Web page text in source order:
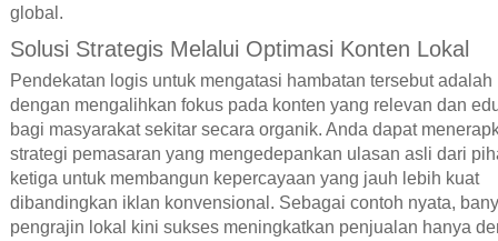
global.
Solusi Strategis Melalui Optimasi Konten Lokal
Pendekatan logis untuk mengatasi hambatan tersebut adalah
dengan mengalihkan fokus pada konten yang relevan dan
bagi masyarakat sekitar secara organik. Anda dapat
strategi pemasaran yang mengedepankan ulasan asli dari
ketiga untuk membangun kepercayaan yang jauh lebih kuat
dibandingkan iklan konvensional. Sebagai contoh nyata,
pengrajin lokal kini sukses meningkatkan penjualan hanya